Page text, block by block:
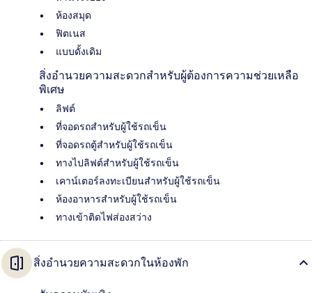
ห้องสมุด
ฟิตเนส
แบบดั้งเดิม
สิ่งอำนวยความสะดวกสำหรับผู้ต้องการความช่วยเหลือ
พิเศษ
ลิฟต์
ที่จอดรถสำหรับผู้ใช้รถเข็น
ที่จอดรถตู้สำหรับผู้ใช้รถเข็น
ทางไปลิฟต์สำหรับผู้ใช้รถเข็น
เคาน์เตอร์ลงทะเบียนสำหรับผู้ใช้รถเข็น
ห้องอาหารสำหรับผู้ใช้รถเข็น
ทางเข้าติดไฟส่องสว่าง
สิ่งอำนวยความสะดวกในห้องพัก